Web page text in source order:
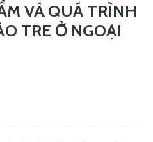
VÀ QUÁ TRÌNH
TRE Ở NGOẠI